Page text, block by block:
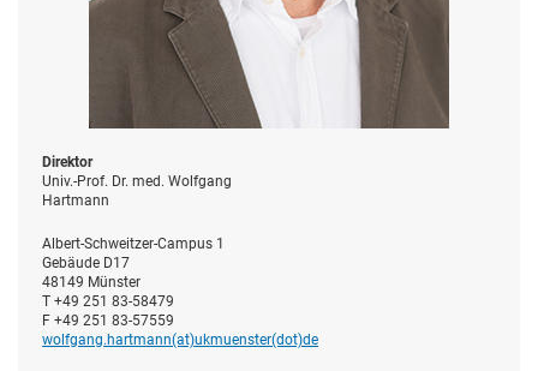
Direktor
Univ.-Prof. Dr. med. Wolfgang
Hartmann
Albert-Schweitzer-Campus 1
Gebäude D17
48149 Münster
T +49 251 83-58479
F +49 251 83-57559
wolfgang.hartmann(at)­ukmuenster(dot)­de